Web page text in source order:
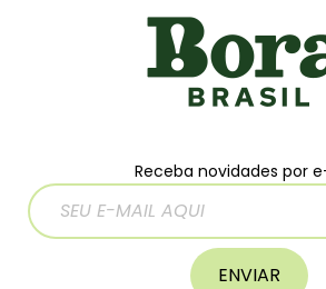
Receba novidades por
ENVIAR